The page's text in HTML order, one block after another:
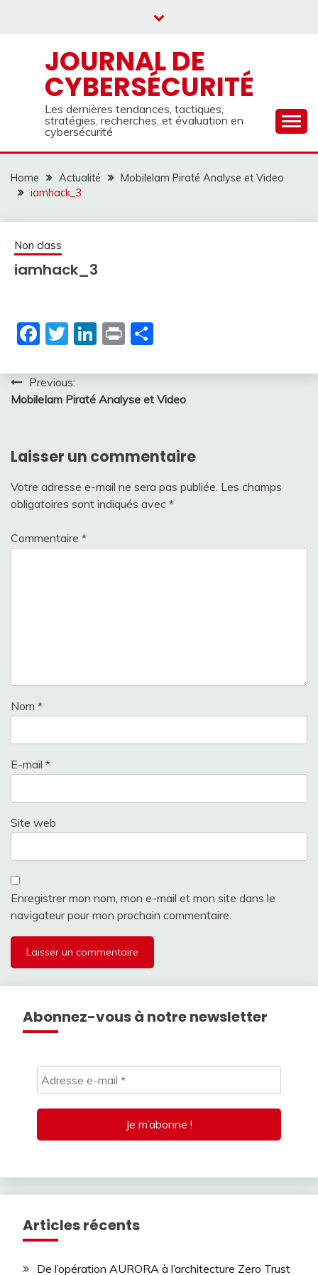
JOURNAL DE
CYBERSÉCURITÉ
Les dernières tendances, tactiques,
stratégies, recherches, et évaluation en
cybersécurité
Home Actualité
MobileIam Piraté Analyse et Video
iamhack_3
Non class
iamhack_3
Facebook
Twitter
LinkedIn
Print
Navigation
de
Previous:
MobileIam Piraté Analyse et Video
Laisser un commentaire
Votre adresse e-mail ne sera pas publiée. Les champs
obligatoires sont indiqués avec *
Commentaire *
Nom *
E-mail *
Site web
Enregistrer mon nom, mon e-mail et mon site dans le
navigateur pour mon prochain commentaire.
Abonnez-vous à notre newsletter
Articles récents
De l’opération AURORA à l’architecture Zero Trust